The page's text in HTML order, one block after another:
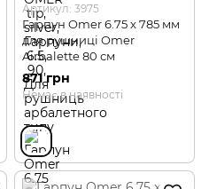
Артикул: 3975
Гарпун Omer 6.75 x 785 мм
для рушниці Omer
Airbalette 80 см
871 грн
Немає в наявності